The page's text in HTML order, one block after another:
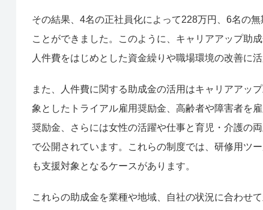
その結果、4名の正社員化によって228万円、6名の
ことができました。このように、キャリアアップ助
人件費をはじめとした資金繰りや職場環境の改善に
また、人件費に関する助成金の活用はキャリアアッ
象としたトライアル雇用奨励金、高齢者や障害者を
奨励金、さらには女性の活躍や仕事と育児・介護の
で公開されています。これらの制度では、研修用ツ
も支援対象となるケースがあります。
これらの助成金を業種や地域、自社の状況に合わせ